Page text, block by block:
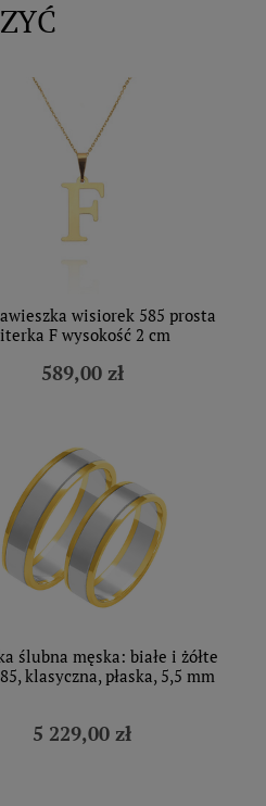
wisiorek 585 prosta
F wysokość 2 cm
589,00 zł
ślubna męska: białe i żółte
klasyczna, płaska, 5,5 mm
5 229,00 zł